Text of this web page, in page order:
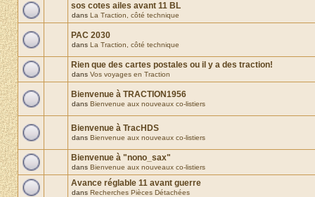
sos cotes ailes avant 11 BL
dans La Traction, côté technique
PAC 2030
dans La Traction, côté technique
Rien que des cartes postales ou il y a des traction!
dans Vos voyages en Traction
Bienvenue à TRACTION1956
dans Bienvenue aux nouveaux co-listiers
Bienvenue à TracHDS
dans Bienvenue aux nouveaux co-listiers
Bienvenue à "nono_sax"
dans Bienvenue aux nouveaux co-listiers
Avance réglable 11 avant guerre
dans Recherches Pièces Détachées